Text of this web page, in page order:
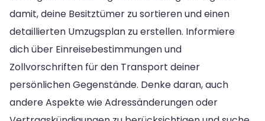
damit, deine Besitztümer zu sortieren und einen
detaillierten Umzugsplan zu erstellen. Informiere
dich über Einreisebestimmungen und
Zollvorschriften für den Transport deiner
persönlichen Gegenstände. Denke daran, auch
andere Aspekte wie Adressänderungen oder